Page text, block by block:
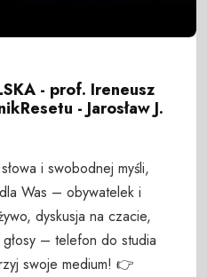
- prof. Ireneusz
- Jarosław J.
i swobodnej myśli,
Was – obywatelek i
dyskusja na czacie,
– telefon do studia
swoje medium! 👉